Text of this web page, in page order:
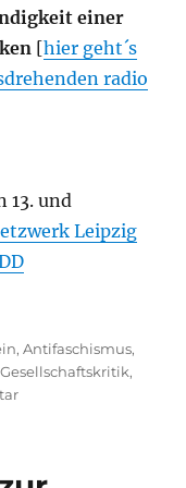
einer
[hier geht´s
radio
13. und
Leipzig
,Antifaschismus,
Gesellschaftskritik,
zu